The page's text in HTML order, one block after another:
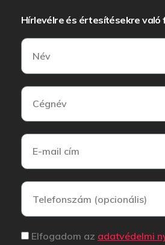
Hírlevélre és értesítésekre való
Elfogadom az adatvédelmi